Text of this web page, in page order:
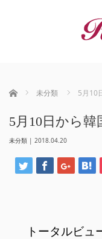
ホーム 未分類 5月10
5月10日から
未分類 | 2018.04.20
トータルビ